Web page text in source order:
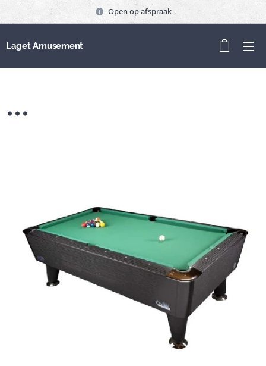
Open op afspraak
Laget Amusement
...